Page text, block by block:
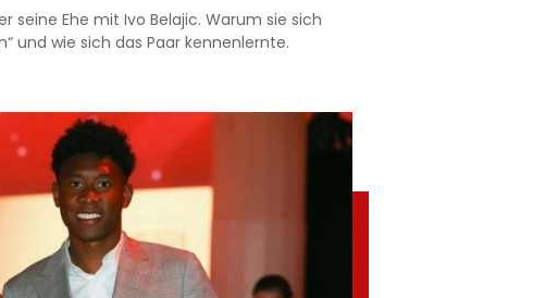
seine Ehe mit Ivo Belajic. Warum sie sich
und wie sich das Paar kennenlernte.